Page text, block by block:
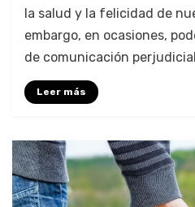
la salud y la felicidad de
embargo, en ocasiones,
de comunicación
Leer más